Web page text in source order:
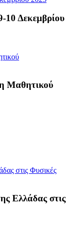
10 Δεκεμβρίου
Μαθητικού
Ελλάδας στις